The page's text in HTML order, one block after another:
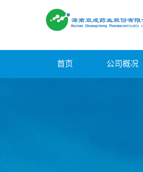
首页 公司概况